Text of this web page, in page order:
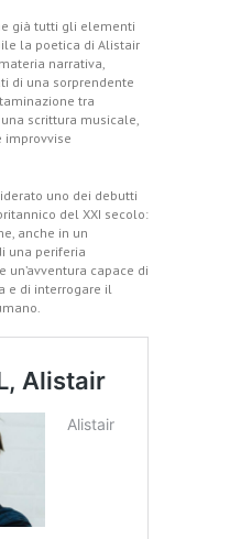
già tutti gli elementi
la poetica di Alistair
narrativa,
di una sorprendente
tra
scrittura musicale,
improvvise
uno dei debutti
del XXI secolo:
anche in un
una periferia
un’avventura capace di
e di interrogare il